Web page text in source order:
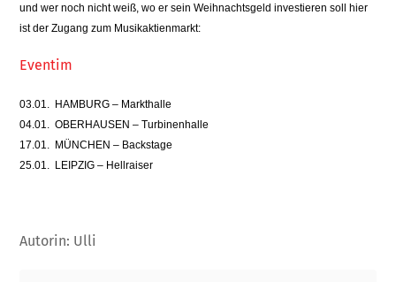
und wer noch nicht weiß, wo er sein Weihnachtsgeld investieren soll hier
ist der Zugang zum Musikaktienmarkt:
Eventim
03.01. HAMBURG – Markthalle
04.01. OBERHAUSEN – Turbinenhalle
17.01. MÜNCHEN – Backstage
25.01. LEIPZIG – Hellraiser
Autorin: Ulli